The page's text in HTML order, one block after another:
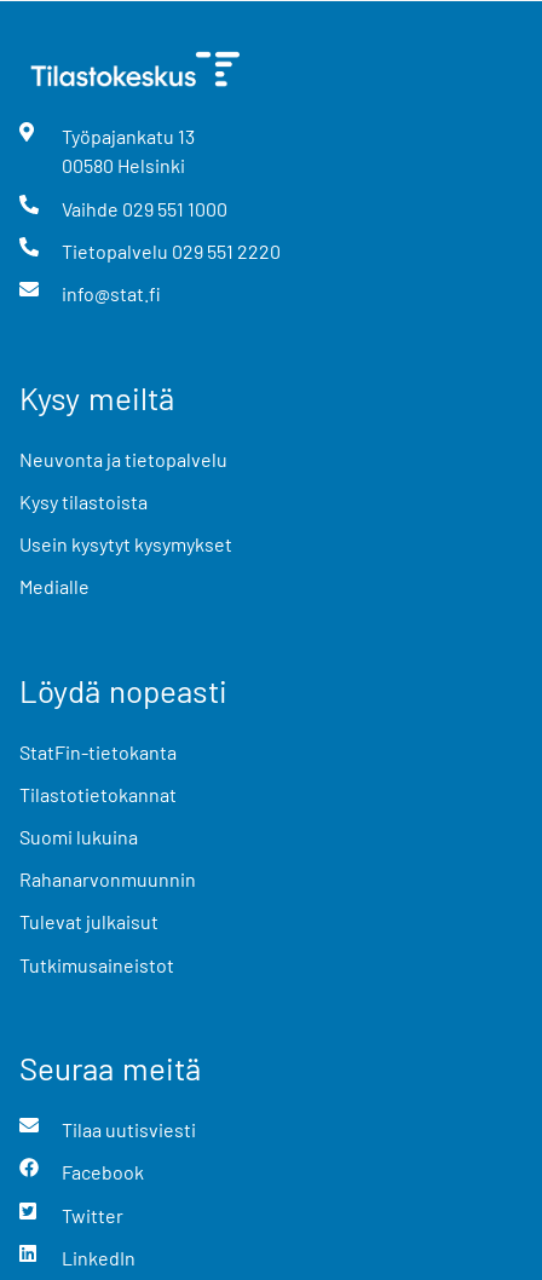
Työpajankatu 13
00580 Helsinki
Vaihde 029 551 1000
Tietopalvelu 029 551 2220
info@stat.fi
Kysy meiltä
Neuvonta ja tietopalvelu
Kysy tilastoista
Usein kysytyt kysymykset
Medialle
Löydä nopeasti
StatFin-tietokanta
Tilastotietokannat
Suomi lukuina
Rahanarvonmuunnin
Tulevat julkaisut
Tutkimusaineistot
Seuraa meitä
Tilaa uutisviesti
Facebook
Twitter
LinkedIn